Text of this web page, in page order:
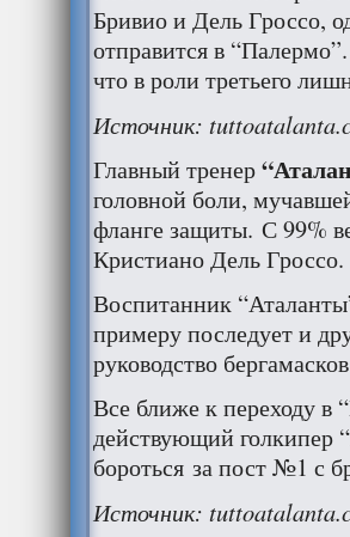
Бривио и Дель Гроссо,
отправится в
что в роли третьего
Источник:
Главный тренер
головной боли,
фланге защиты. С 99%
Кристиано Дель Гроссо.
Воспитанник
примеру последует и
руководство
Все ближе к переходу
действующий голкипер
бороться за пост №1 с
Источник: